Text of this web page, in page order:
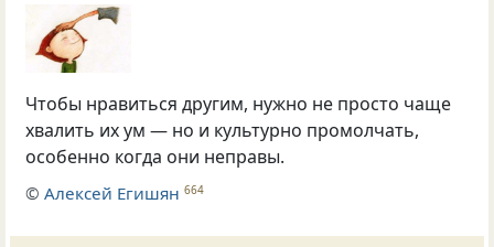
Чтобы нравиться другим, нужно не просто чаще
хвалить их ум — но и культурно промолчать,
особенно когда они неправы.
©Алексей Егишян 664